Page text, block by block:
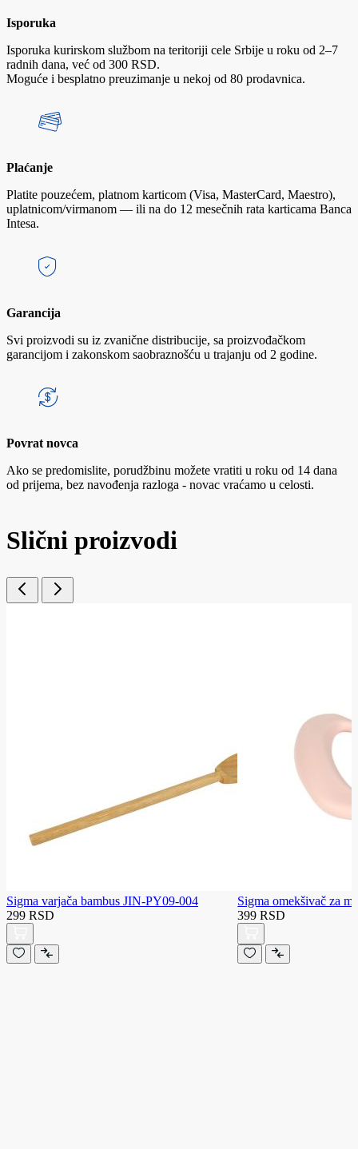
Isporuka
Isporuka kurirskom službom na teritoriji cele Srbije u roku od 2–7
radnih dana, već od 300 RSD.
Moguće i besplatno preuzimanje u nekoj od 80 prodavnica.
Plaćanje
Platite pouzećem, platnom karticom (Visa, MasterCard, Maestro),
uplatnicom/virmanom — ili na do 12 mesečnih rata karticama Banca
Intesa.
Garancija
Svi proizvodi su iz zvanične distribucije, sa proizvođačkom
garancijom i zakonskom saobraznošću u trajanju od 2 godine.
Povrat novca
Ako se predomislite, porudžbinu možete vratiti u roku od 14 dana
od prijema, bez navođenja razloga - novac vraćamo u celosti.
Slični proizvodi
Sigma varjača bambus JIN-PY09-004
299 RSD
Sigma omekšivač za
399 RSD